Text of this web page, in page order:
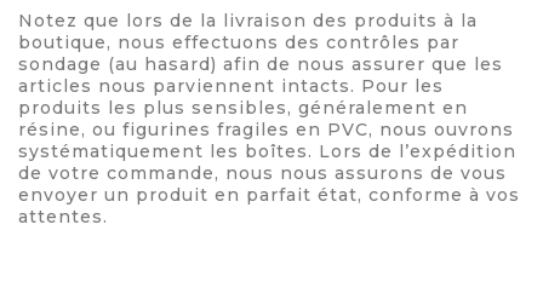
Notez que lors de la livraison des produits à la
boutique, nous effectuons des contrôles par
sondage (au hasard) afin de nous assurer que les
articles nous parviennent intacts. Pour les
produits les plus sensibles, généralement en
résine, ou figurines fragiles en PVC, nous ouvrons
systématiquement les boîtes. Lors de l’expédition
de votre commande, nous nous assurons de vous
envoyer un produit en parfait état, conforme à vos
attentes.